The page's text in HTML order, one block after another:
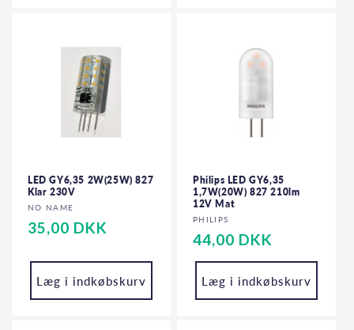
LED GY6,35 2W(25W) 827
Klar 230V
Forhandler:
NO NAME
Normalpris
35,00 DKK
Læg i indkøbskurv
Philips LED GY6,35
1,7W(20W) 827 210lm
12V Mat
Forhandler:
PHILIPS
Normalpris
44,00 DKK
Læg i indkøbskurv